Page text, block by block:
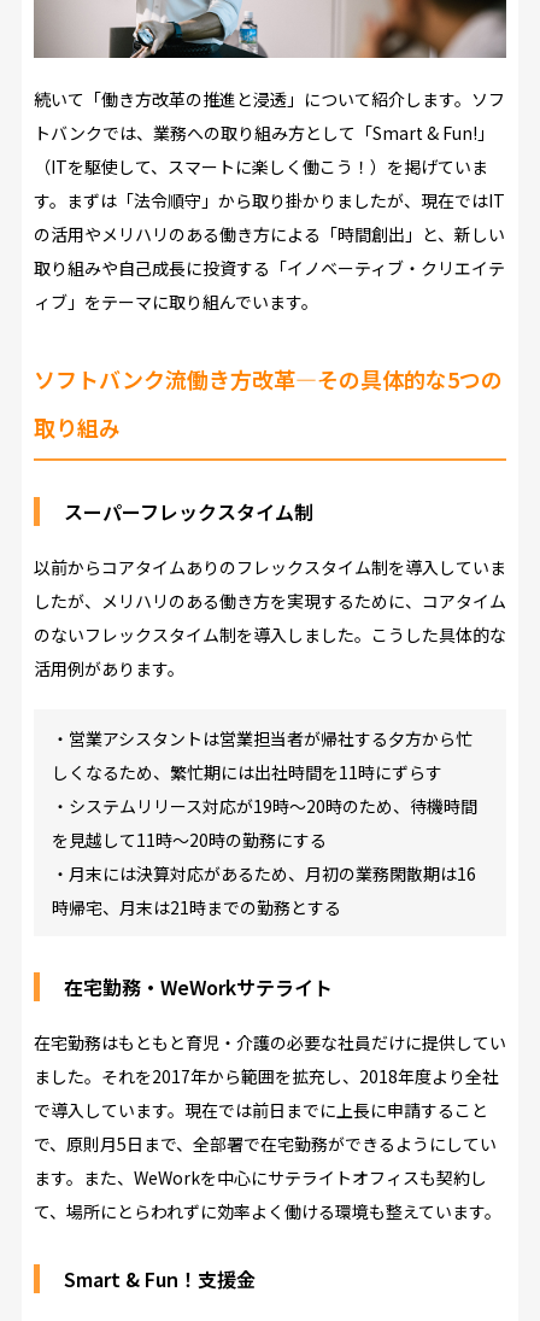
続いて「働き方改革の推進と浸透」について紹介します。ソフ
トバンクでは、業務への取り組み方として「Smart & Fun!」
（ITを駆使して、スマートに楽しく働こう！）を掲げていま
す。まずは「法令順守」から取り掛かりましたが、現在ではIT
の活用やメリハリのある働き方による「時間創出」と、新しい
取り組みや自己成長に投資する「イノベーティブ・クリエイテ
ィブ」をテーマに取り組んでいます。
ソフトバンク流働き方改革―その具体的な5つの
取り組み
スーパーフレックスタイム制
以前からコアタイムありのフレックスタイム制を導入していま
したが、メリハリのある働き方を実現するために、コアタイム
のないフレックスタイム制を導入しました。こうした具体的な
活用例があります。
・営業アシスタントは営業担当者が帰社する夕方から忙
しくなるため、繁忙期には出社時間を11時にずらす
・システムリリース対応が19時～20時のため、待機時間
を見越して11時～20時の勤務にする
・月末には決算対応があるため、月初の業務閑散期は16
時帰宅、月末は21時までの勤務とする
在宅勤務・WeWorkサテライト
在宅勤務はもともと育児・介護の必要な社員だけに提供してい
ました。それを2017年から範囲を拡充し、2018年度より全社
で導入しています。現在では前日までに上長に申請すること
で、原則月5日まで、全部署で在宅勤務ができるようにしてい
ます。また、WeWorkを中心にサテライトオフィスも契約し
て、場所にとらわれずに効率よく働ける環境も整えています。
Smart & Fun！支援金